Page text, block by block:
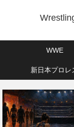
WWE
新日本プロレ